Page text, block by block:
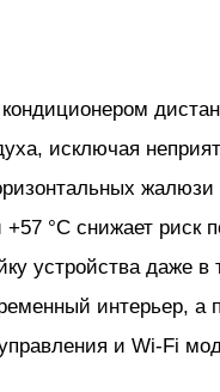
исключая
°C снижает риск
устройства даже в
интерьер,
и Wi-Fi